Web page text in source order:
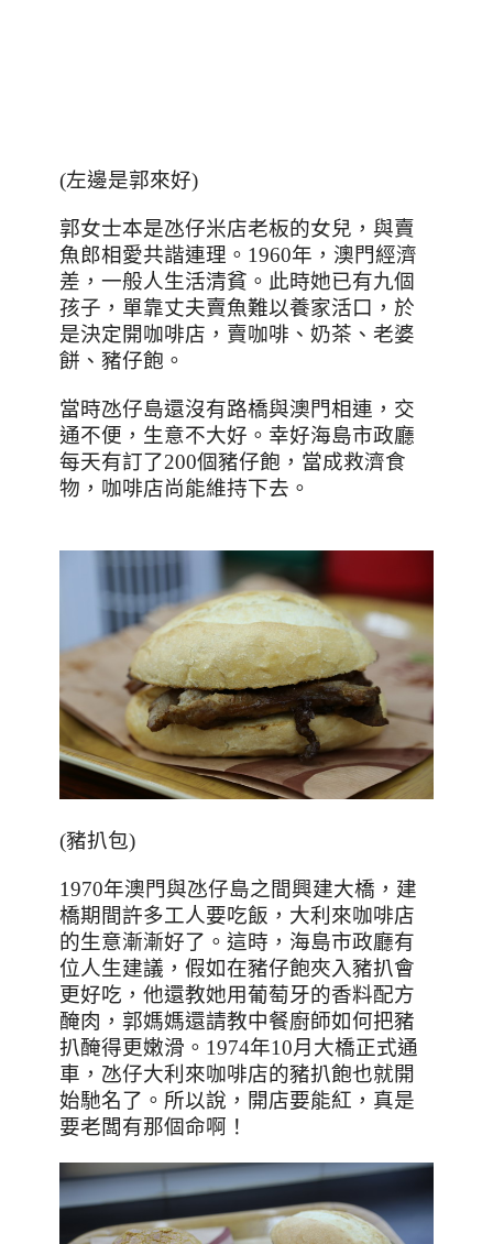
(左邊是郭來好)
郭女士本是氹仔米店老板的女兒，與賣
魚郎相愛共諧連理。 1960年，澳門經濟
差，一般人生活清貧。此時她已有九個
孩子，單靠丈夫賣魚難以養家活口，於
是決定開咖啡店，賣咖啡、奶茶、老婆
餅、豬仔飽。
當時氹仔島還沒有路橋與澳門相連，交
通不便，生意不大好。幸好海島市政廳
每天有訂了200個豬仔飽，當成救濟食
物，咖啡店尚能維持下去。
(豬扒包)
1970年澳門與氹仔島之間興建大橋，建
橋期間許多工人要吃飯，大利來咖啡店
的生意漸漸好了。這時，海島市政廳有
位人生建議，假如在豬仔飽夾入豬扒會
更好吃，他還教她用葡萄牙的香料配方
醃肉，郭媽媽還請教中餐廚師如何把豬
扒醃得更嫩滑。 1974年10月大橋正式通
車，氹仔大利來咖啡店的豬扒飽也就開
始馳名了。所以說，開店要能紅，真是
要老闆有那個命啊！